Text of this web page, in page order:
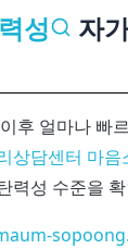
성
자
후 얼마나 빠
상담센터 마
력성 수준을